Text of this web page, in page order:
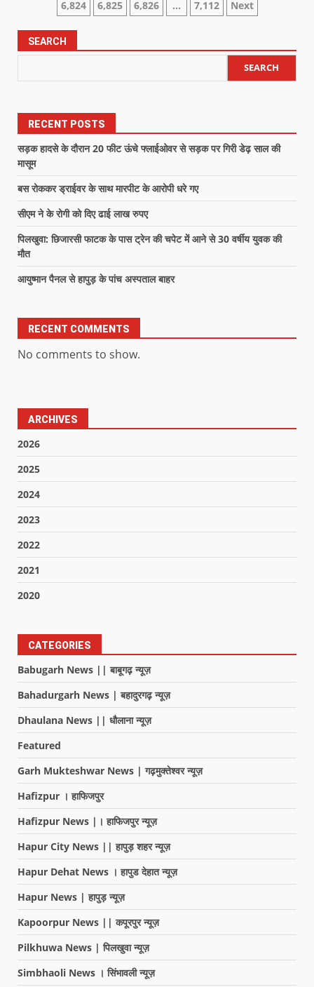
6,824 6,825 6,826 … 7,112 Next
SEARCH
SEARCH
RECENT POSTS
सड़क हादसे के दौरान 20 फीट ऊंचे फ्लाईओवर से सड़क पर गिरी डेढ़ साल की
मासूम
बस रोककर ड्राईवर के साथ मारपीट के आरोपी धरे गए
सीएम ने के रोगी को दिए ढाई लाख रुपए
पिलखुवा: छिजारसी फाटक के पास ट्रेन की चपेट में आने से 30 वर्षीय युवक की
मौत
आयुष्मान पैनल से हापुड़ के पांच अस्पताल बाहर
RECENT COMMENTS
No comments to show.
ARCHIVES
2026
2025
2024
2023
2022
2021
2020
CATEGORIES
Babugarh News || बाबूगढ़ न्यूज़
Bahadurgarh News | बहादुरगढ़ न्यूज़
Dhaulana News || धौलाना न्यूज़
Featured
Garh Mukteshwar News | गढ़मुक्तेश्वर न्यूज़
Hafizpur । हाफिजपुर
Hafizpur News |। हाफिजपुर न्यूज़
Hapur City News || हापुड़ शहर न्यूज़
Hapur Dehat News । हापुड देहात न्यूज़
Hapur News | हापुड़ न्यूज़
Kapoorpur News || कपूरपुर न्यूज़
Pilkhuwa News | पिलखुवा न्यूज़
Simbhaoli News । सिंभावली न्यूज़